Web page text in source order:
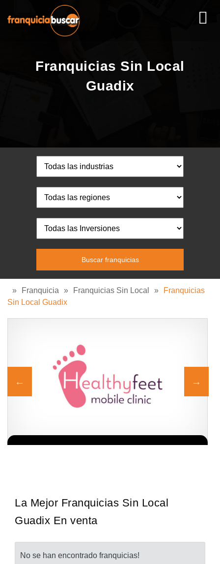
Franquicias Sin Local
Guadix
» Franquicia » Franquicias Sin Local »
Franquicias
Sin Local Guadix
La Mejor Franquicias Sin Local
Guadix En venta
No se han encontrado franquicias!